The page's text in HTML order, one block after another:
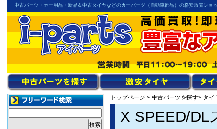
中古パーツ・カー用品・新品＆中古タイヤなどのカーパーツ（自動車部品）の格安販売ショ
トップページ > 中古パーツを探す> タイ
X SPEED/DL